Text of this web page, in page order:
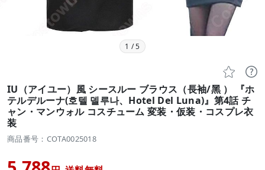
1 /5
 
IU（アイユー）風 シースルー ブラウス（長袖/黑 ） 『ホ
テルデルーナ(호텔 델루나、Hotel Del Luna)』第4話 チ
ャン・マンウォル コスチューム 変装・仮装・コスプレ衣
装
商品番号：COTA0025018